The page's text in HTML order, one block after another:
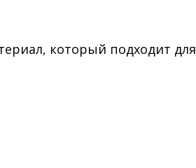
который подходит для